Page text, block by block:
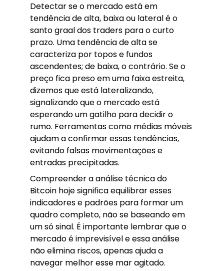
Detectar se o mercado está em
tendência de alta, baixa ou lateral é o
santo graal dos traders para o curto
prazo. Uma tendência de alta se
caracteriza por topos e fundos
ascendentes; de baixa, o contrário. Se o
preço fica preso em uma faixa estreita,
dizemos que está lateralizando,
signalizando que o mercado está
esperando um gatilho para decidir o
rumo. Ferramentas como médias móveis
ajudam a confirmar essas tendências,
evitando falsas movimentações e
entradas precipitadas.
Compreender a análise técnica do
Bitcoin hoje significa equilibrar esses
indicadores e padrões para formar um
quadro completo, não se baseando em
um só sinal. É importante lembrar que o
mercado é imprevisível e essa análise
não elimina riscos, apenas ajuda a
navegar melhor esse mar agitado.